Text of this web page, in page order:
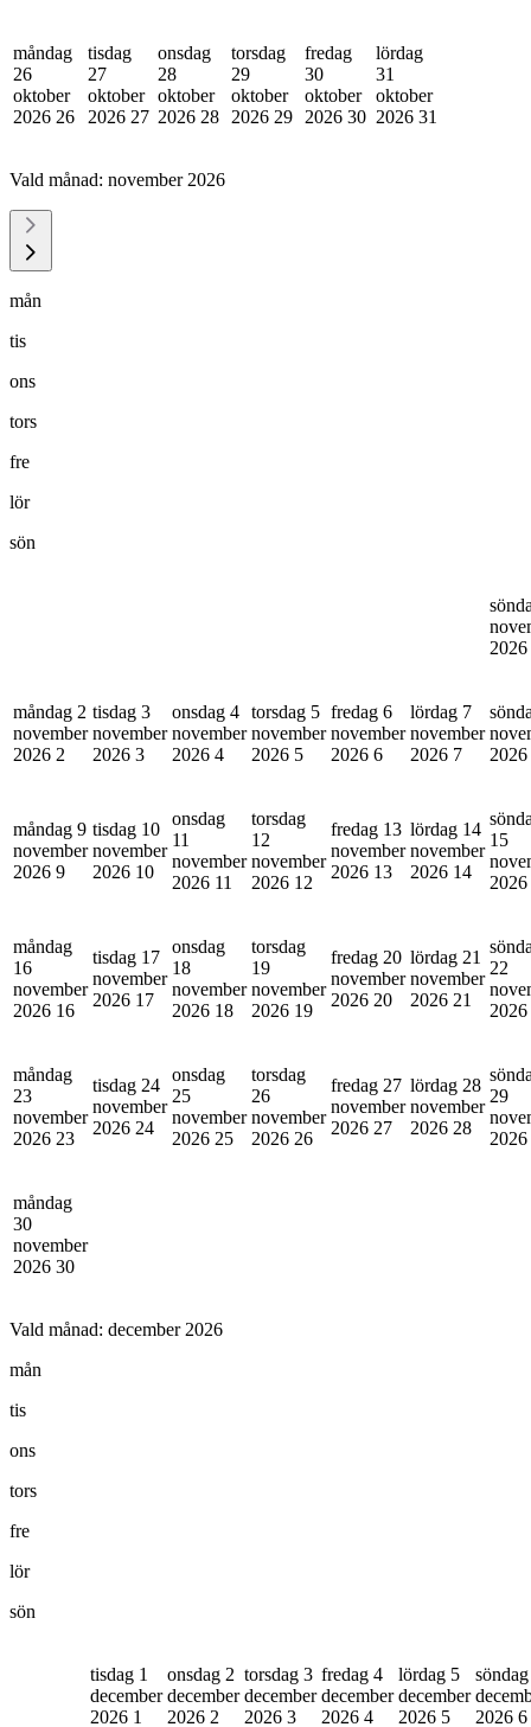
måndag
26
oktober
2026 26
tisdag
27
oktober
2026 27
onsdag
28
oktober
2026 28
torsdag
29
oktober
2026 29
fredag
30
oktober
2026 30
lördag
31
oktober
2026 31
Vald månad: november 2026
mån
tis
ons
tors
fre
lör
sön
2026
måndag 2
november
2026 2
tisdag 3
november
2026 3
onsdag 4
november
2026 4
torsdag 5
november
2026 5
fredag 6
november
2026 6
lördag 7
november
2026 7
2026
måndag 9
november
2026 9
tisdag 10
november
2026 10
onsdag
11
november
2026 11
torsdag
12
november
2026 12
fredag 13
november
2026 13
lördag 14
november
2026 14
15
2026
måndag
16
november
2026 16
tisdag 17
november
2026 17
onsdag
18
november
2026 18
torsdag
19
november
2026 19
fredag 20
november
2026 20
lördag 21
november
2026 21
22
2026
måndag
23
november
2026 23
tisdag 24
november
2026 24
onsdag
25
november
2026 25
torsdag
26
november
2026 26
fredag 27
november
2026 27
lördag 28
november
2026 28
29
2026
måndag
30
november
2026 30
Vald månad: december 2026
mån
tis
ons
tors
fre
lör
sön
tisdag 1
december
2026 1
onsdag 2
december
2026 2
torsdag 3
december
2026 3
fredag 4
december
2026 4
lördag 5
december
2026 5
2026 6